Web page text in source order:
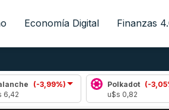
Economía Digital Finanzas
3,99%)
Polkadot
(-3,05%)